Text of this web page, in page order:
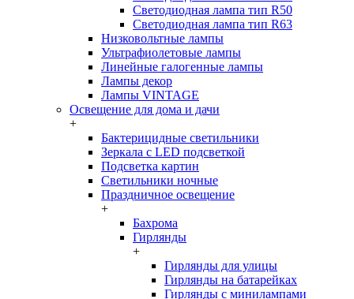
Светодиодная лампа тип R50
Светодиодная лампа тип R63
Низковольтные лампы
Ультрафиолетовые лампы
Линейные галогенные лампы
Лампы декор
Лампы VINTAGE
Освещение для дома и дачи
+
Бактерицидные светильники
Зеркала с LED подсветкой
Подсветка картин
Светильники ночные
Праздничное освещение
+
Бахрома
Гирлянды
+
Гирлянды для улицы
Гирлянды на батарейках
Гирлянды с минилампами